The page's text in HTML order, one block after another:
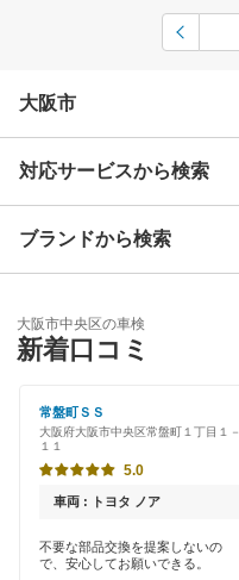
大阪市
大阪市旭区
大阪市生野区
大阪市北区
大阪市此花区
大阪市城東区
大阪市住之江区
大阪市住吉区
大阪市大正区
対応サービスから検索
Award 受賞店
特典あり
新車初回割りあり
ブランドから検索
「車検の速太郎」
アップル車検
オートバックス
チャレンジ車検
出光リテール車検
大阪市中央区の車検
新着口コミ
常盤町ＳＳ
大阪府大阪市中央区常盤町１丁目１－
１１
5.0
車両 : トヨタ ノア
不要な部品交換を提案しないの
で、安心してお願いできる。